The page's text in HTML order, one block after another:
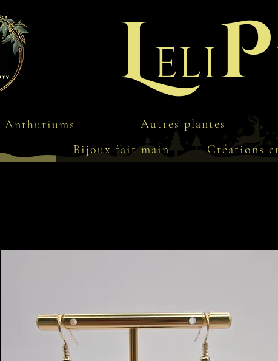
LeliP
Anthuriums
Bijoux fait main
Autres plantes
Créations